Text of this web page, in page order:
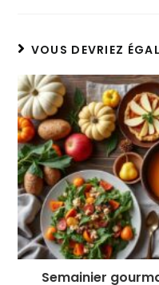
VOUS DEVRIEZ
Semainier